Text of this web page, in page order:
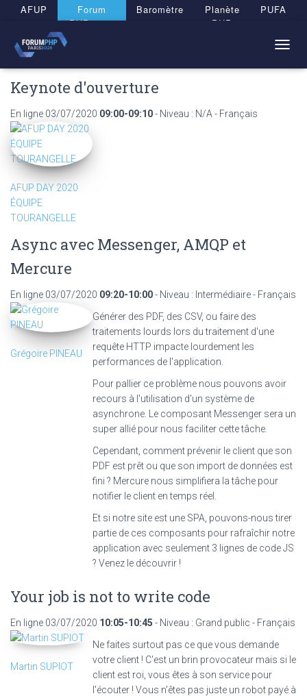
AFUP
Forum
PHP 2026
Baromètre
Planète
PHP
PUFA
O
Keynote d'ouverture
En ligne 03/07/2020 09:00-09:10- Niveau : N/A - Français
AFUP DAY 2020
ÉQUIPE
TOURANGELLE
Async avec Messenger, AMQP et
Mercure
En ligne 03/07/2020 09:20-10:00- Niveau : Intermédiaire - Français
Générer des PDF, des CSV, ou faire des
traitements lourds lors du traitement d'une
requête HTTP impacte lourdement les
performances de l'application.
Pour pallier ce problème nous pouvons avoir
recours à l'utilisation d'un système de
asynchrone. Le composant Messenger sera un
super allié pour nous faciliter cette tâche.
Cependant, comment prévenir le client que son
PDF est prêt ou que son import de données est
fini ? Mercure nous simplifiera la tâche pour
notifier le client en temps réel.
Et si notre site est une SPA, pouvons-nous tirer
partie de ces composants pour rafraîchir notre
application avec seulement 3 lignes de code JS
? Venez le découvrir !
Grégoire PINEAU
Your job is not to write code
En ligne 03/07/2020 10:05-10:45 - Niveau : Grand public - Français
Ne faites surtout pas ce que vous demande
votre client ! C'est un brin provocateur mais si le
client est roi, vous êtes à son service pour
l'écouter ! Vous n'êtes pas juste un robot payé à
Martin SUPIOT
Panneau de gestion des cookies